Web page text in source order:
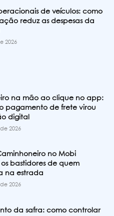
de veículos: como
reduz as despesas da
2026
na mão ao clique no app:
pagamento de frete virou
digital
2026
no Mobi
os bastidores de quem
na estrada
2026
da safra: como controlar